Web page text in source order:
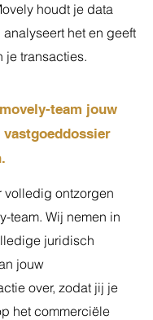
houdt je data
het en geeft
je transacties.
team jouw
volledig ontzorgen
team. Wij nemen in
juridisch
jouw
over, zodat jij je
het commerciële